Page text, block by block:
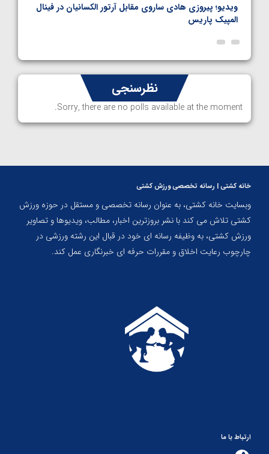
ویدیو؛ پیروزی هادی ساروی مقابل آرتور الکسانیان در فینال
المپیک پاریس
نظرسنجی
Sorry, there are no polls available at the moment.
خانه کشتی | رسانه تخصصی ورزش کشتی
وبسایت خانه کشتی، به عنوان رسانه تخصصی و مستقل در حوزه ورزش
کشتی تلاش می کند با نشر بروزترین اخبار، مطالب، ویدیوها و تصاویر
ورزش کشتی، به وظیفه رسانه ای خود در قبال این رشته ورزشی در
چارچوب رعایت اخلاق و مقررات حرفه ای خبرنگاری عمل کند.
ارتباط با ما